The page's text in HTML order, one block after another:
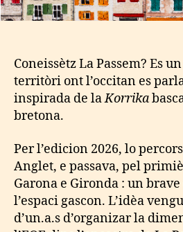
Coneissètz La Passem? Es
territòri ont l’occitan es
inspirada de laKorrika
bretona.
Per l’edicion 2026, lo
Anglet, e passava, pel
Garona e Gironda : un
l’espaci gascon. L’idèa
d’un.a.s d’organizar la